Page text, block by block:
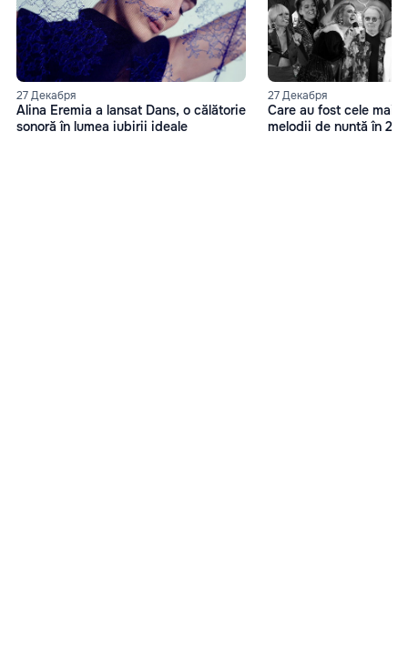
27 Декабря
Alina Eremia a lansat Dans, o călătorie
sonoră în lumea iubirii ideale
27 Декабря
Care au fost cele mai
melodii de nuntă în